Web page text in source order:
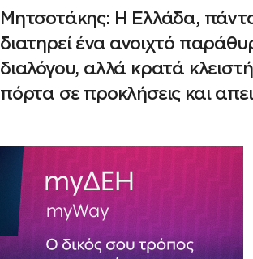
Μητσοτάκης: Η Ελλάδα,
διατηρεί ένα ανοιχτό
διαλόγου, αλλά κρατά
πόρτα σε προκλήσεις και